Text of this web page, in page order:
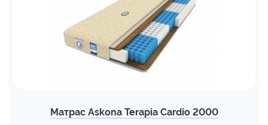
Матрас Askona Terapia Cardio 2000